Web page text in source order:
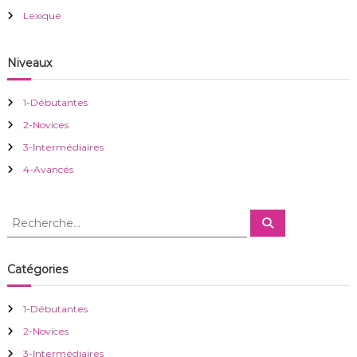
o
n
d
e
l
a
r
t
i
Lexique
Niveaux
1-Débutantes
2-Novices
3-Intermédiaires
4-Avancés
R
h
e
c
h
e
R
c
Catégories
1-Débutantes
2-Novices
3-Intermédiaires